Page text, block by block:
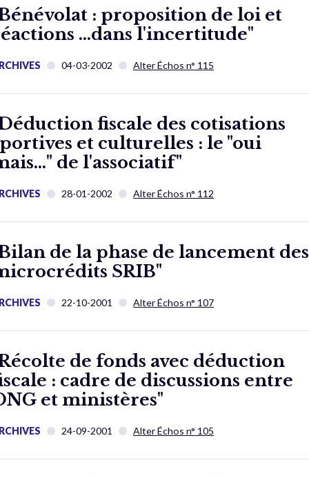
: proposition de loi et
…dans l'incertitude"
04-03-2002 Alter Échos n° 115
fiscale des cotisations
et culturelles : le "oui
de l'associatif"
28-01-2002 Alter Échos n° 112
de la phase de lancement des
SRIB"
22-10-2001 Alter Échos n° 107
de fonds avec déduction
: cadre de discussions entre
et ministères"
24-09-2001 Alter Échos n° 105